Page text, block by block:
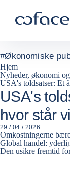
Tilbage til
#Økonomiske
Hjem
Nyheder, økonomi
USA's toldsatser: Et
USA's
hvor står
29 / 04 / 2026
Omkostningerne
Global handel:
Den usikre fremtid